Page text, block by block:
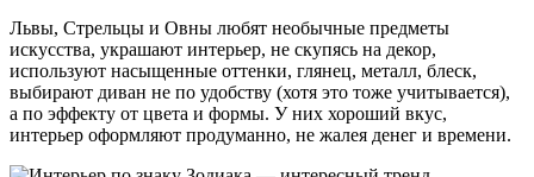
Львы, Стрельцы и Овны любят необычные предметы
искусства, украшают интерьер, не скупясь на декор,
используют насыщенные оттенки, глянец, металл, блеск,
выбирают диван не по удобству (хотя это тоже учитывается),
а по эффекту от цвета и формы. У них хороший вкус,
интерьер оформляют продуманно, не жалея денег и времени.